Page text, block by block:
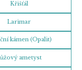
Křišťál
Larimar
kámen (Opalit)
ametyst